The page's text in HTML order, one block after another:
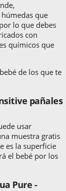
que
lo que debes
con
químicos que
de los que te
pañales
usar
muestra gratis
es la superficie
el bebé por los
Pure -